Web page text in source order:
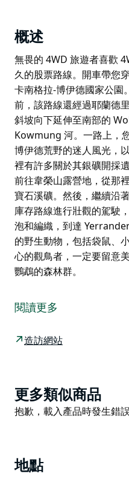
概述
無畏的 4WD 旅遊者喜歡
久的股票路線。開車帶您
卡南格拉-博伊德國家公園
前，該路線還經過耶蘭德
斜坡向下延伸至南部的
Kowmung 河。一路上，
博伊德荒野的迷人風光，
裡有許多關於其銀礦開採
前往韋榮山露營地，從那
寶石溪礦。然後，繼續沿
庫存路線進行壯觀的駕駛
泡和編織，到達
的野生動物，包括袋鼠、
心的觀鳥者，一定要留意
鸚鵡的森林群。
久的股票路線。開車帶您
卡南格拉-博伊德國家公園
格拉博伊德荒野的迷人風
色，這裡有許多關於其銀
的道路前往韋榮山露營地
頂部浸泡和編織，到達
閱讀更多
造訪網站
Product
List
更多類似商品
Product
抱歉，載入產品時發生錯
地點